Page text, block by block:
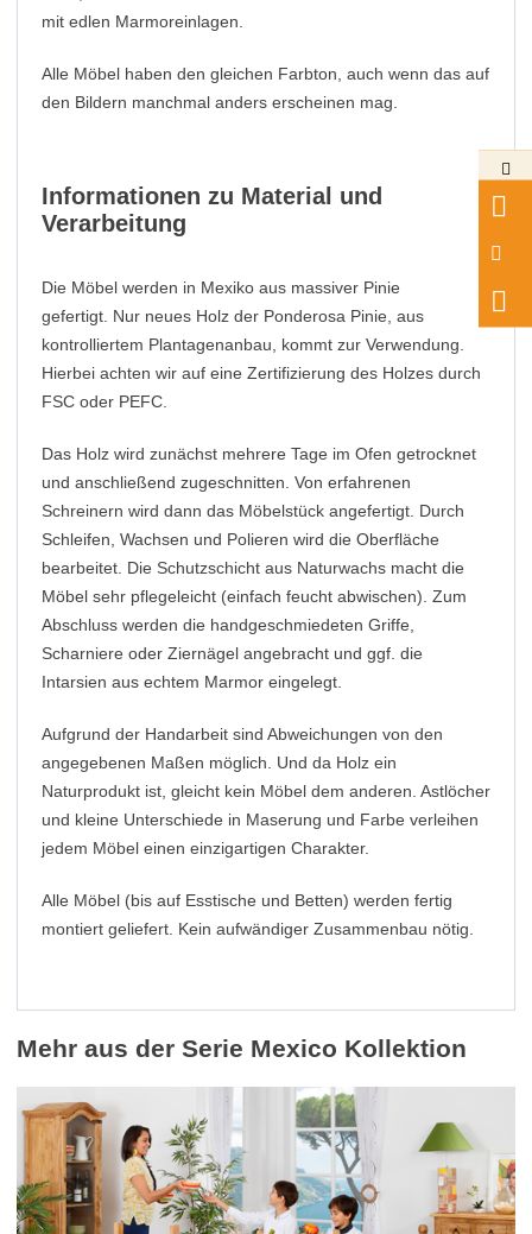
mit edlen Marmoreinlagen.
Alle Möbel haben den gleichen Farbton, auch wenn das auf
den Bildern manchmal anders erscheinen mag.
Informationen zu Material und
Verarbeitung
Die Möbel werden in Mexiko aus massiver Pinie
gefertigt. Nur neues Holz der Ponderosa Pinie, aus
kontrolliertem Plantagenanbau, kommt zur Verwendung.
Hierbei achten wir auf eine Zertifizierung des Holzes durch
FSC oder PEFC.
Das Holz wird zunächst mehrere Tage im Ofen getrocknet
und anschließend zugeschnitten. Von erfahrenen
Schreinern wird dann das Möbelstück angefertigt. Durch
Schleifen, Wachsen und Polieren wird die Oberfläche
bearbeitet. Die Schutzschicht aus Naturwachs macht die
Möbel sehr pflegeleicht (einfach feucht abwischen). Zum
Abschluss werden die handgeschmiedeten Griffe,
Scharniere oder Ziernägel angebracht und ggf. die
Intarsien aus echtem Marmor eingelegt.
Aufgrund der Handarbeit sind Abweichungen von den
angegebenen Maßen möglich. Und da Holz ein
Naturprodukt ist, gleicht kein Möbel dem anderen. Astlöcher
und kleine Unterschiede in Maserung und Farbe verleihen
jedem Möbel einen einzigartigen Charakter.
Alle Möbel (bis auf Esstische und Betten) werden fertig
montiert geliefert. Kein aufwändiger Zusammenbau nötig.
Mehr aus der Serie Mexico Kollektion